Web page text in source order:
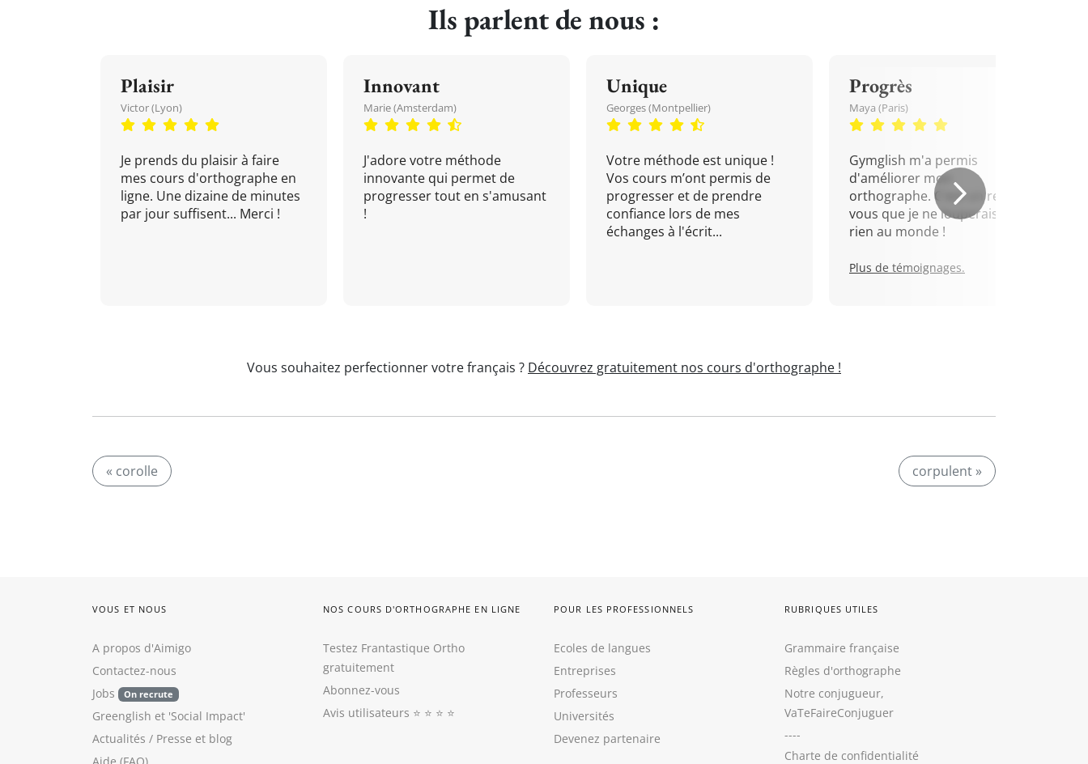
Ils parlent de nous :
Plaisir
Victor (Lyon)
Je prends du plaisir à faire
mes cours d'orthographe en
ligne. Une dizaine de minutes
par jour suffisent... Merci !
Innovant
Marie (Amsterdam)
J'adore votre méthode
innovante qui permet de
progresser tout en s'amusant
!
Unique
Georges (Montpellier)
Votre méthode est unique !
Vos cours m’ont permis de
progresser et de prendre
confiance lors de mes
échanges à l'écrit...
Progrès
Maya (Paris)
Gymglish m'a permis
d'améliorer mon
orthographe. C'est un rendez-
vous que je ne louperais pour
rien au monde !
Plus de témoignages.
Vous souhaitez perfectionner votre français ? Découvrez gratuitement nos cours d'orthographe !
« corolle corpulent »
VOUS ET NOUS
A propos d'Aimigo
Contactez-nous
Jobs
On recrute
Greenglish et 'Social Impact'
Actualités / Presse et blog
NOS COURS D'ORTHOGRAPHE EN LIGNE
Testez Frantastique Ortho
gratuitement
Abonnez-vous
Avis utilisateurs ⭐️ ⭐️ ⭐️ ⭐️
POUR LES PROFESSIONNELS
Ecoles de langues
Entreprises
Professeurs
Universités
Devenez partenaire
RUBRIQUES UTILES
Grammaire française
Règles d'orthographe
Notre conjugueur,
VaTeFaireConjuguer
----
Charte de confidentialité